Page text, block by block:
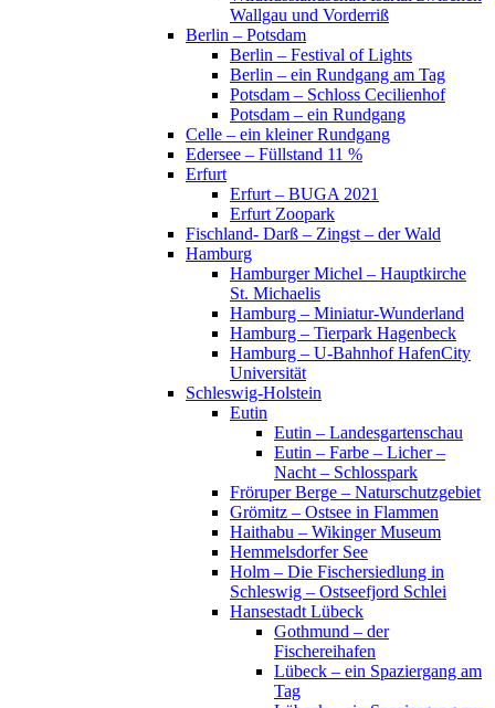
Wallgau und Vorderriß
Berlin – Potsdam
Berlin – Festival of Lights
Berlin – ein Rundgang am Tag
Potsdam – Schloss Cecilienhof
Potsdam – ein Rundgang
Celle – ein kleiner Rundgang
Edersee – Füllstand 11 %
Erfurt
Erfurt – BUGA 2021
Erfurt Zoopark
Fischland- Darß – Zingst – der Wald
Hamburg
Hamburger Michel – Hauptkirche
St. Michaelis
Hamburg – Miniatur-Wunderland
Hamburg – Tierpark Hagenbeck
Hamburg – U-Bahnhof HafenCity
Universität
Schleswig-Holstein
Eutin
Eutin – Landesgartenschau
Eutin – Farbe – Licher –
Nacht – Schlosspark
Fröruper Berge – Naturschutzgebiet
Grömitz – Ostsee in Flammen
Haithabu – Wikinger Museum
Hemmelsdorfer See
Holm – Die Fischersiedlung in
Schleswig – Ostseefjord Schlei
Hansestadt Lübeck
Gothmund – der
Fischereihafen
Lübeck – ein Spaziergang am
Tag